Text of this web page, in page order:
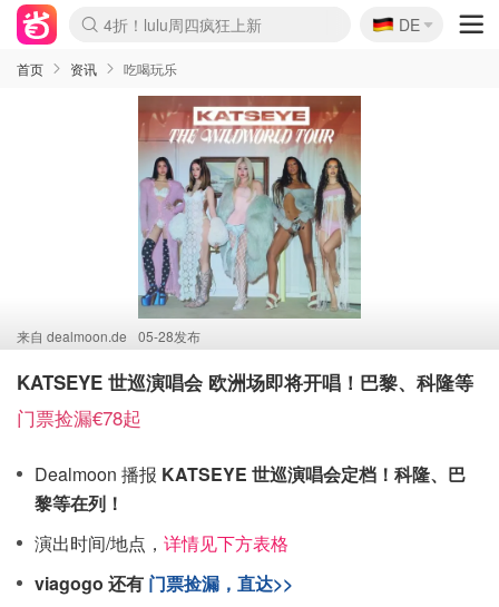
Boticinal 夏促开抢！
4折！lulu周四疯狂上新
还没结束！&OtherStories大促
Joybuy变相75折 随时失效
速领！Stanley独家85折
疑似霸哥！Camper额外叠85折
Zalando 奥莱闪促！每日更新
Moncler反季囤！5折起+叠9折
Coach Brooklyn仅€192
🇩🇪
DE
首页 资讯 吃喝玩乐
来自 dealmoon.de 05-28发布
KATSEYE 世巡演唱会 欧洲场即将开唱！巴黎、科隆等
门票捡漏€78起
Dealmoon 播报 KATSEYE 世巡演唱会定档！科隆、巴
黎等在列！
演出时间/地点， 详情见下方表格
viagogo 还有 门票捡漏，直达>>